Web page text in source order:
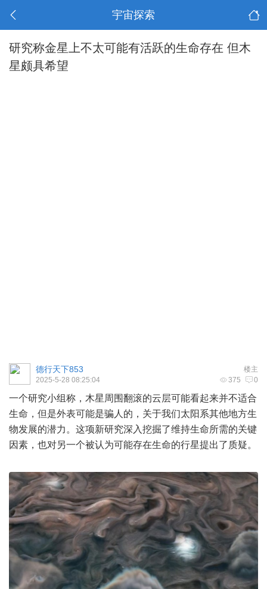
宇宙探索
研究称金星上不太可能有活跃的生命存在 但木
星颇具希望
楼主
德行天下853
375 0
2025-5-28 08:25:04
一个研究小组称，木星周围翻滚的云层可能看起来并不适合
生命，但是外表可能是骗人的，关于我们太阳系其他地方生
物发展的潜力。这项新研究深入挖掘了维持生命所需的关键
因素，也对另一个被认为可能存在生命的行星提出了质疑。